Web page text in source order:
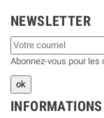
NEWSLETTER
Abonnez-vous pour les
INFORMATIONS